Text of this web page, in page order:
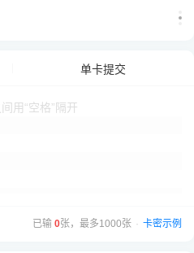
单卡提交
已输 0张，最多1000张 · 卡密示例